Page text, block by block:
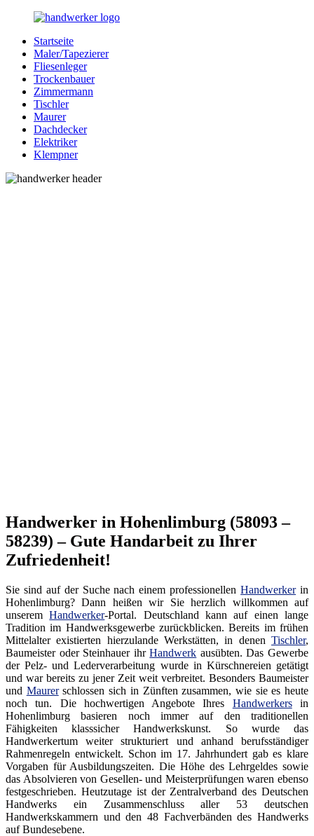
Zurück
Inhalt
Bessere-
Handwerker.de
Handwerker
Ihrer
Nähe
Startseite
Maler/Tapezierer
Fliesenleger
Trockenbauer
Zimmermann
Tischler
Maurer
Dachdecker
Elektriker
Klempner
Handwerker in Hohenlimburg (58093 –
58239) – Gute Handarbeit zu Ihrer
Zufriedenheit!
Sie sind auf der Suche nach einem professionellenHandwerkerin
Hohenlimburg? Dann heißen wir Sie herzlich willkommen auf
unseremHandwerker-Portal. Deutschland kann auf einen lange
Tradition im Handwerksgewerbe zurückblicken. Bereits im frühen
Mittelalter existierten hierzulande Werkstätten, in denen Tischler,
Baumeister oder Steinhauer ihrHandwerk ausübten. Das Gewerbe
der Pelz- und Lederverarbeitung wurde in Kürschnereien getätigt
und war bereits zu jener Zeit weit verbreitet. Besonders Baumeister
und Maurerschlossen sich in Zünften zusammen, wie sie es heute
noch tun. Die hochwertigen Angebote Ihres Handwerkersin
Hohenlimburg basieren noch immer auf den traditionellen
Fähigkeiten klasssicher Handwerkskunst. So wurde das
Handwerkertum weiter strukturiert und anhand berufsständiger
Rahmenregeln entwickelt. Schon im 17. Jahrhundert gab es klare
Vorgaben für Ausbildungszeiten. Die Höhe des Lehrgeldes sowie
das Absolvieren von Gesellen- und Meisterprüfungen waren ebenso
festgeschrieben. Heutzutage ist der Zentralverband des Deutschen
Handwerks ein Zusammenschluss aller 53 deutschen
Handwerkskammern und den 48 Fachverbänden des Handwerks
auf Bundesebene.